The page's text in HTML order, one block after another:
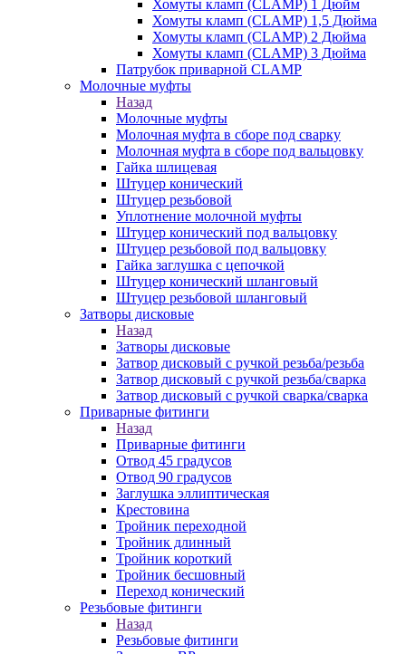
Хомуты кламп (CLAMP) 1 Дюйм
Хомуты кламп (CLAMP) 1,5 Дюйма
Хомуты кламп (CLAMP) 2 Дюйма
Хомуты кламп (CLAMP) 3 Дюйма
Патрубок приварной CLAMP
Молочные муфты
Назад
Молочные муфты
Молочная муфта в сборе под сварку
Молочная муфта в сборе под вальцовку
Гайка шлицевая
Штуцер конический
Штуцер резьбовой
Уплотнение молочной муфты
Штуцер конический под вальцовку
Штуцер резьбовой под вальцовку
Гайка заглушка с цепочкой
Штуцер конический шланговый
Штуцер резьбовой шланговый
Затворы дисковые
Назад
Затворы дисковые
Затвор дисковый с ручкой резьба/резьба
Затвор дисковый с ручкой резьба/сварка
Затвор дисковый с ручкой сварка/сварка
Приварные фитинги
Назад
Приварные фитинги
Отвод 45 градусов
Отвод 90 градусов
Заглушка эллиптическая
Крестовина
Тройник переходной
Тройник длинный
Тройник короткий
Тройник бесшовный
Переход конический
Резьбовые фитинги
Назад
Резьбовые фитинги